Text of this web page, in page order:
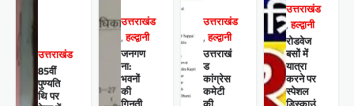
उत्तराखंड
85वीं
पुण्यति
थि पर
उत्तराखंड
,हल्द्वानी
जनगण
ना:
भवनों
की
उत्तराखंड
,हल्द्वानी
उत्तराखं
ड
कांग्रेस
कमेटी
उत्तराखंड
,हल्द्वानी
रोडवेज
बसों में
यात्रा
करने पर
स्पेशल